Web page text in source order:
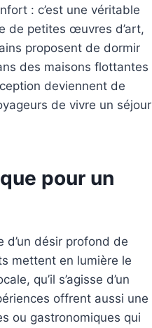
: c’est une véritable
de petites œuvres d’art,
proposent de dormir
des maisons flottantes
deviennent de
de vivre un séjour
pour un
d’un désir profond de
mettent en lumière le
qu’il s’agisse d’un
offrent aussi une
ou gastronomiques qui